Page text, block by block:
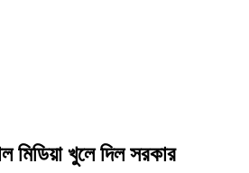
মিডিয়া খুলে দিল সরকার